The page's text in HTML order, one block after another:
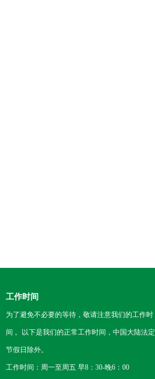
工作时间
为了避免不必要的等待，敬请注意我们的工作时
间 。以下是我们的正常工作时间，中国大陆法定
节假日除外。
工作时间：周一至周五 早8：30-晚6：00